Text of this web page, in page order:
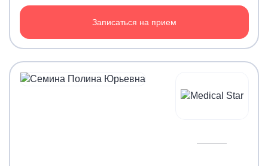
Записаться на прием